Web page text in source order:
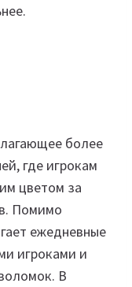
более
где игрокам
цветом за
Помимо
ежедневные
игроками и
В